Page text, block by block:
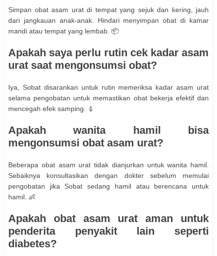
Simpan obat asam urat di tempat yang sejuk dan kering, jauh
dari jangkauan anak-anak. Hindari menyimpan obat di kamar
mandi atau tempat yang lembab. 📦
Apakah saya perlu rutin cek kadar asam
urat saat mengonsumsi obat?
Iya, Sobat disarankan untuk rutin memeriksa kadar asam urat
selama pengobatan untuk memastikan obat bekerja efektif dan
mencegah efek samping. 💉
Apakah wanita hamil bisa
mengonsumsi obat asam urat?
Beberapa obat asam urat tidak dianjurkan untuk wanita hamil.
Sebaiknya konsultasikan dengan dokter sebelum memulai
pengobatan jika Sobat sedang hamil atau berencana untuk
hamil. 👶
Apakah obat asam urat aman untuk
penderita penyakit lain seperti
diabetes?